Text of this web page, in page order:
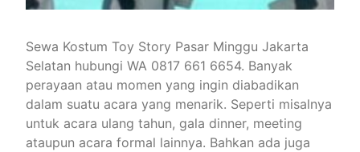
Sewa Kostum Toy Story Pasar Minggu Jakarta
Selatan hubungi WA 0817 661 6654. Banyak
perayaan atau momen yang ingin diabadikan
dalam suatu acara yang menarik. Seperti misalnya
untuk acara ulang tahun, gala dinner, meeting
ataupun acara formal lainnya. Bahkan ada juga